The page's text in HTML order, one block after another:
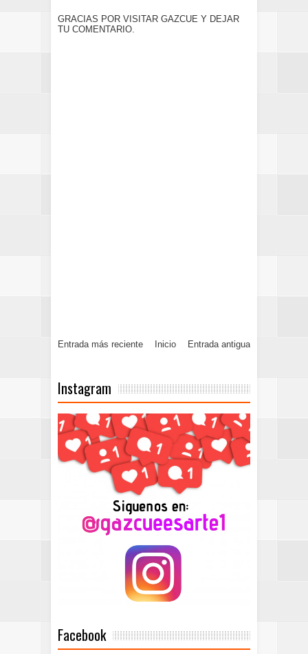
GRACIAS POR VISITAR GAZCUE Y DEJAR
TU COMENTARIO.
Entrada más reciente Entrada antigua
Inicio
Instagram
Facebook